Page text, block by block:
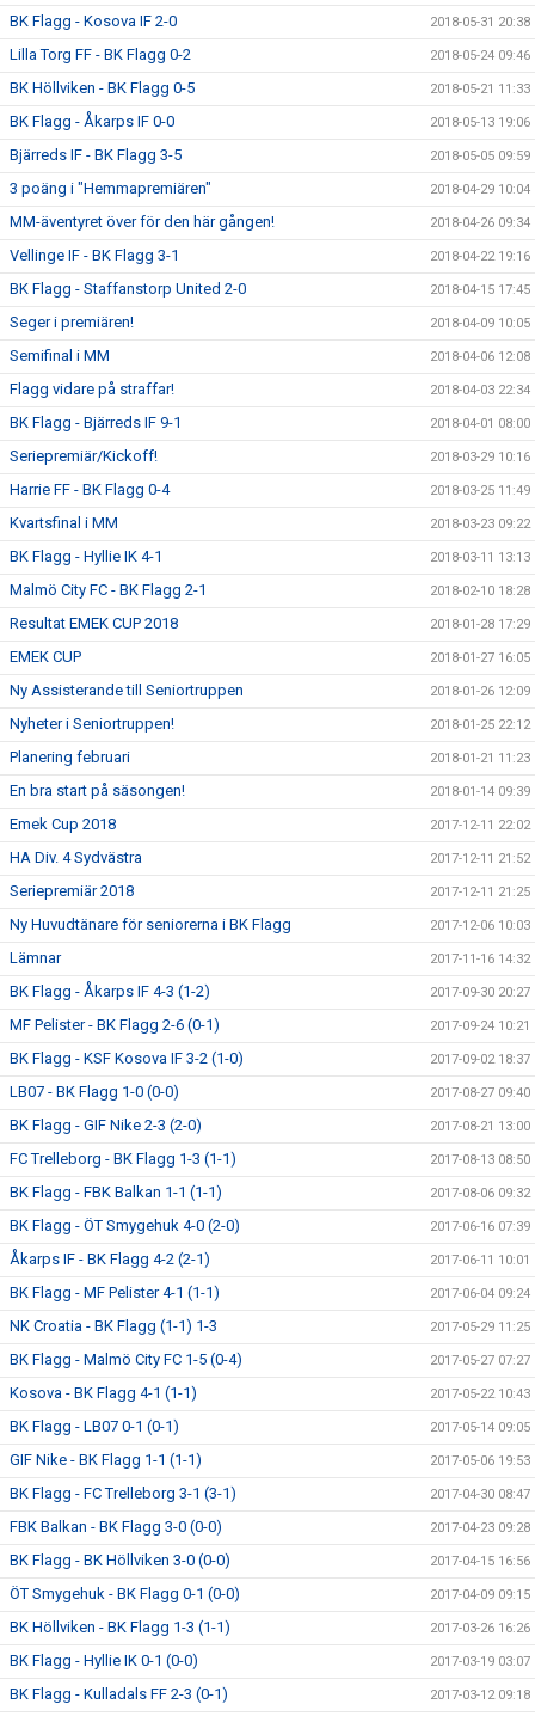
BK Flagg - Kosova IF 2-0 2018-05-31 20:38
Lilla Torg FF - BK Flagg 0-2 2018-05-24 09:46
BK Höllviken - BK Flagg 0-5 2018-05-21 11:33
BK Flagg - Åkarps IF 0-0 2018-05-13 19:06
Bjärreds IF - BK Flagg 3-5 2018-05-05 09:59
3 poäng i "Hemmapremiären" 2018-04-29 10:04
MM-äventyret över för den här gången! 2018-04-26 09:34
Vellinge IF - BK Flagg 3-1 2018-04-22 19:16
BK Flagg - Staffanstorp United 2-0 2018-04-15 17:45
Seger i premiären! 2018-04-09 10:05
Semifinal i MM 2018-04-06 12:08
Flagg vidare på straffar! 2018-04-03 22:34
BK Flagg - Bjärreds IF 9-1 2018-04-01 08:00
Seriepremiär/Kickoff! 2018-03-29 10:16
Harrie FF - BK Flagg 0-4 2018-03-25 11:49
Kvartsfinal i MM 2018-03-23 09:22
BK Flagg - Hyllie IK 4-1 2018-03-11 13:13
Malmö City FC - BK Flagg 2-1 2018-02-10 18:28
Resultat EMEK CUP 2018 2018-01-28 17:29
EMEK CUP 2018-01-27 16:05
Ny Assisterande till Seniortruppen 2018-01-26 12:09
Nyheter i Seniortruppen! 2018-01-25 22:12
Planering februari 2018-01-21 11:23
En bra start på säsongen! 2018-01-14 09:39
Emek Cup 2018 2017-12-11 22:02
HA Div. 4 Sydvästra 2017-12-11 21:52
Seriepremiär 2018 2017-12-11 21:25
Ny Huvudtänare för seniorerna i BK Flagg 2017-12-06 10:03
Lämnar 2017-11-16 14:32
BK Flagg - Åkarps IF 4-3 (1-2) 2017-09-30 20:27
MF Pelister - BK Flagg 2-6 (0-1) 2017-09-24 10:21
BK Flagg - KSF Kosova IF 3-2 (1-0) 2017-09-02 18:37
LB07 - BK Flagg 1-0 (0-0) 2017-08-27 09:40
BK Flagg - GIF Nike 2-3 (2-0) 2017-08-21 13:00
FC Trelleborg - BK Flagg 1-3 (1-1) 2017-08-13 08:50
BK Flagg - FBK Balkan 1-1 (1-1) 2017-08-06 09:32
BK Flagg - ÖT Smygehuk 4-0 (2-0) 2017-06-16 07:39
Åkarps IF - BK Flagg 4-2 (2-1) 2017-06-11 10:01
BK Flagg - MF Pelister 4-1 (1-1) 2017-06-04 09:24
NK Croatia - BK Flagg (1-1) 1-3 2017-05-29 11:25
BK Flagg - Malmö City FC 1-5 (0-4) 2017-05-27 07:27
Kosova - BK Flagg 4-1 (1-1) 2017-05-22 10:43
BK Flagg - LB07 0-1 (0-1) 2017-05-14 09:05
GIF Nike - BK Flagg 1-1 (1-1) 2017-05-06 19:53
BK Flagg - FC Trelleborg 3-1 (3-1) 2017-04-30 08:47
FBK Balkan - BK Flagg 3-0 (0-0) 2017-04-23 09:28
BK Flagg - BK Höllviken 3-0 (0-0) 2017-04-15 16:56
ÖT Smygehuk - BK Flagg 0-1 (0-0) 2017-04-09 09:15
BK Höllviken - BK Flagg 1-3 (1-1) 2017-03-26 16:26
BK Flagg - Hyllie IK 0-1 (0-0) 2017-03-19 03:07
BK Flagg - Kulladals FF 2-3 (0-1) 2017-03-12 09:18